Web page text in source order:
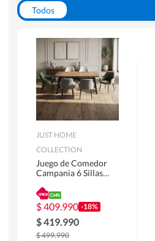
Todos
Escritorios y Sillas PC
Alfombras
JUST HOME
COLLECTION
Juego de Comedor
Campania 6 Sillas
180 x 90 x 76 cm
Café
$409.990 -18%
$419.990
$499.990